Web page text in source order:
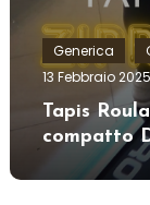
Generica
13 Febbraio 2025
Tapis
compatto